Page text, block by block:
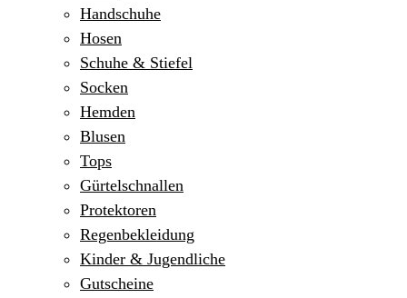
Handschuhe
Hosen
Schuhe & Stiefel
Socken
Hemden
Blusen
Tops
Gürtelschnallen
Protektoren
Regenbekleidung
Kinder & Jugendliche
Gutscheine